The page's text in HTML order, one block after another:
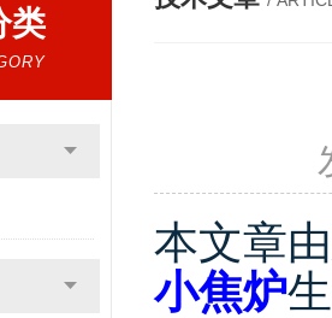
类
本文章由
小焦炉